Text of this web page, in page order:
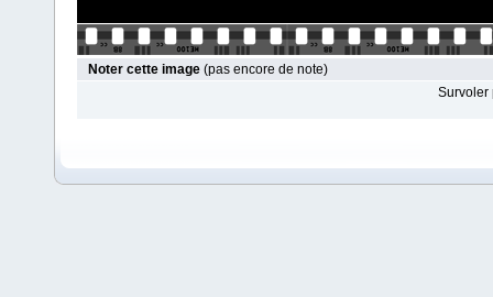
Noter cette image (pas encore de note)
Survoler